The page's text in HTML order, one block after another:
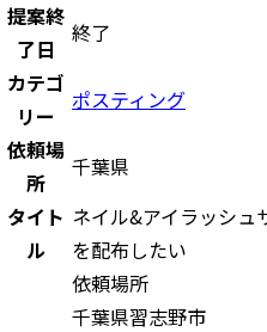
提案終
了日
終了
カテゴ
リー
ポスティング
依頼場
所
千葉県
タイト
ル
ネイル&アイラッシュ
を配布したい
依頼場所
千葉県習志野市